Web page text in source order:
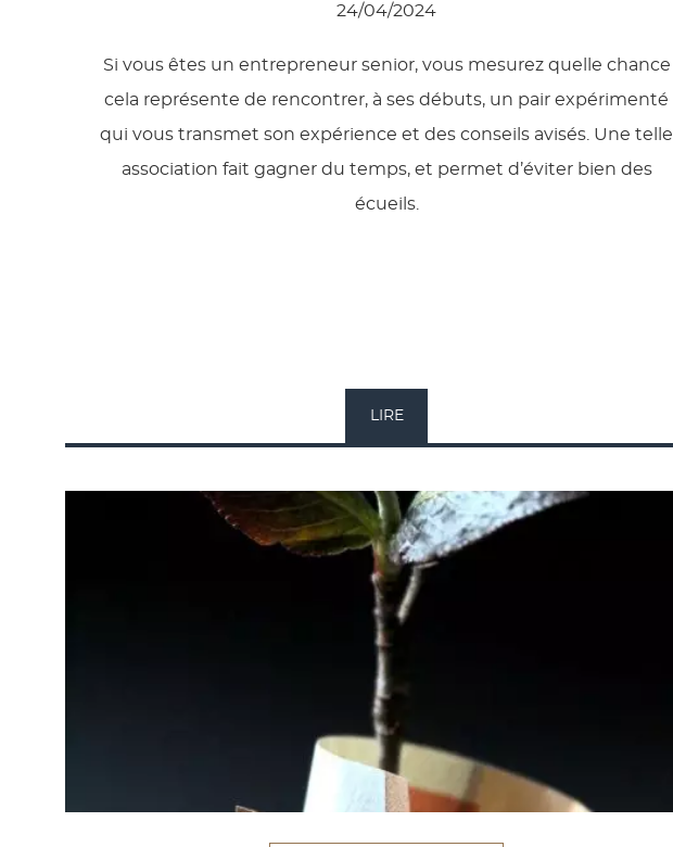
24/04/2024
Si vous êtes un entrepreneur senior, vous mesurez quelle chance
cela représente de rencontrer, à ses débuts, un pair expérimenté
qui vous transmet son expérience et des conseils avisés. Une telle
association fait gagner du temps, et permet d’éviter bien des
écueils.
LIRE